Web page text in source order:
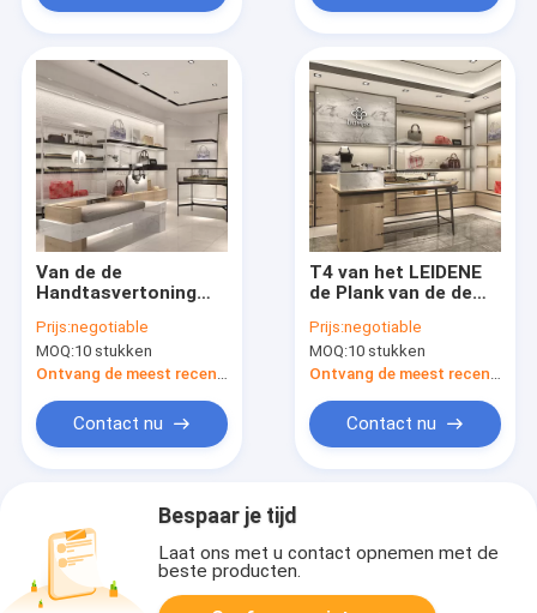
Van de de
Handtasvertoning
melamineboutique
Plank 3mm de Dikke
MDF Vertoning van
Prijs:negotiable
MOQ:10 stukken
Ontvang de meest recente Prijs
Contact nu
T4 van het LEIDENE
de Plank van de de
Manierontwerp voor
Winkel met 20mm
Dikke MDF
Prijs:negotiable
MOQ:10 stukken
Ontvang de meest recente Prijs
Contact nu
Bespaar je tijd
Laat ons met u contact opnemen met de
beste producten.